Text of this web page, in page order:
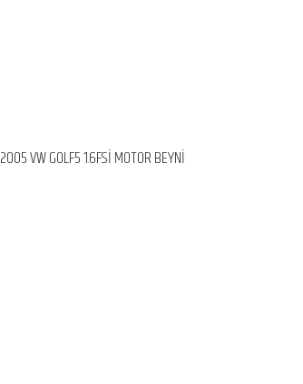
2005 VW GOLF5 1.6FSİ MOTOR BEYNİ